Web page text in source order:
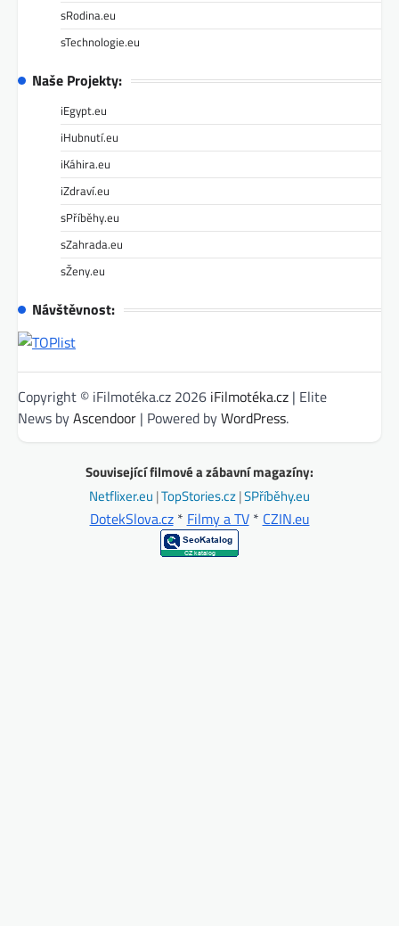
sRodina.eu
sTechnologie.eu
Naše Projekty:
iEgypt.eu
iHubnutí.eu
iKáhira.eu
iZdraví.eu
sPříběhy.eu
sZahrada.eu
sŽeny.eu
Návštěvnost:
Copyright © iFilmotéka.cz 2026 iFilmotéka.cz | Elite
News byAscendoor | Powered byWordPress.
Související filmové a zábavní magazíny:
Netflixer.eu |TopStories.cz|SPříběhy.eu
DotekSlova.cz* Filmy a TV* CZIN.eu